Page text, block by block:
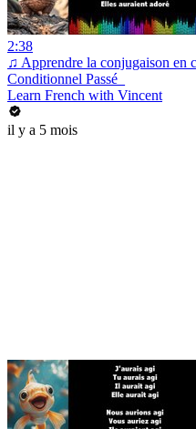
2:38
♫ Apprendre la conjugaison
Conditionnel Passé_
Learn French with Vincent
il y a 5 mois